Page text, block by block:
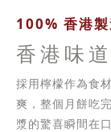
100% 香港製
香港味
採用檸檬作為食
爽，整個月餅吃
漿的驚喜瞬間在